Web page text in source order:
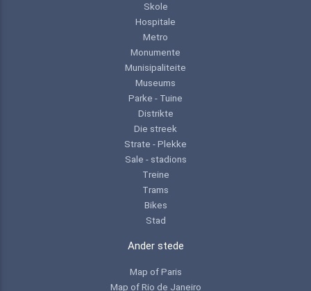
Skole
Hospitale
Metro
Monumente
Munisipaliteite
Museums
Parke - Tuine
Distrikte
Die streek
Strate - Plekke
Sale - stadions
Treine
Trams
Bikes
Stad
Ander stede
Map of Paris
Map of Rio de Janeiro